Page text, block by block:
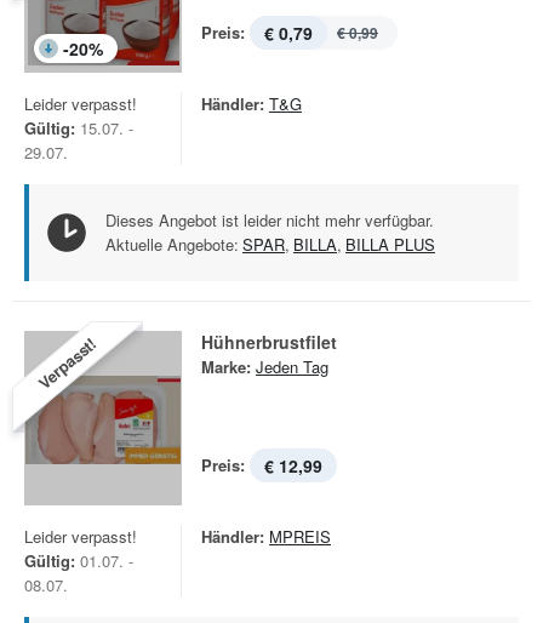
-20%
Preis: € 0,79 € 0,99
Leider verpasst!
Gültig: 15.07. -
29.07.
Händler: T&G
Dieses Angebot ist leider nicht mehr verfügbar.
Aktuelle Angebote: SPAR, BILLA, BILLA PLUS
Verpasst! Hühnerbrustfilet
Marke: Jeden Tag
Preis: € 12,99
Leider verpasst!
Gültig: 01.07. -
08.07.
Händler: MPREIS